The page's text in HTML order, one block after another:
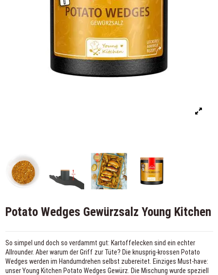
Potato Wedges Gewürzsalz Young Kitchen
So simpel und doch so verdammt gut: Kartoffelecken sind ein echter
Allrounder. Aber warum der Griff zur Tüte? Die knusprig-krossen Potato
Wedges werden im Handumdrehen selbst zubereitet. Einziges Must-have:
unser Young Kitchen Potato Wedges Gewürz. Die Mischung wurde speziell